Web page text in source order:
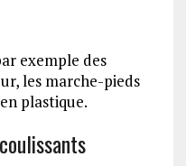
exemple des
les marche-pieds
plastique.